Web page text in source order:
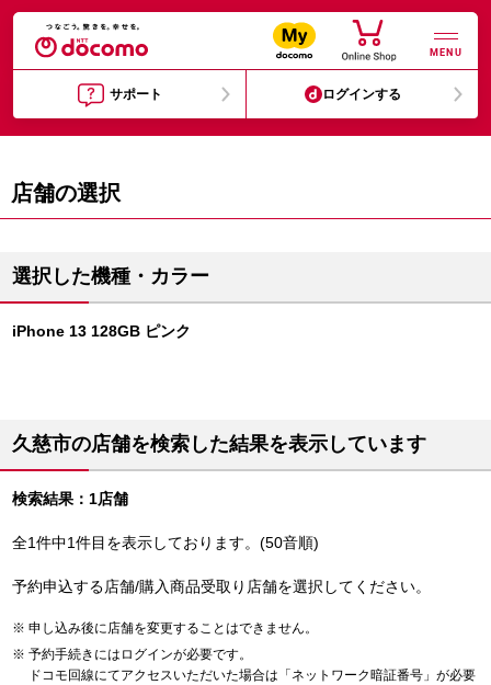
MENU
サポート ログインする
店舗の選択
選択した機種・カラー
iPhone 13 128GB ピンク
久慈市の店舗を検索した結果を表示しています
検索結果：1店舗
全1件中1件目を表示しております。(50音順)
予約申込する店舗/購入商品受取り店舗を選択してください。
申し込み後に店舗を変更することはできません。
予約手続きにはログインが必要です。
ドコモ回線にてアクセスいただいた場合は「ネットワーク暗証番号」が必要